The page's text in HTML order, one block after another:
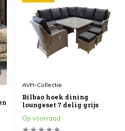
AVH-Collectie
Bilbao hoek dining
loungeset 7 delig grijs
Op voorraad